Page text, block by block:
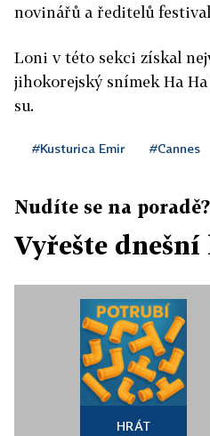
novinářů a ředitelů
Loni v této sekci získal
jihokorejský snímek Ha
su.
#Kusturica Emir #Cannes
Nudíte se na poradě?
Vyřešte
HRÁT